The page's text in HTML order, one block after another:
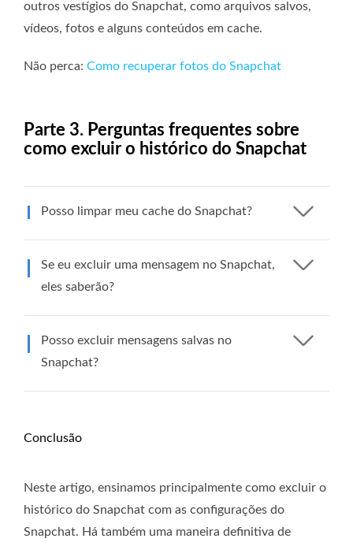
outros vestígios do Snapchat, como arquivos salvos,
vídeos, fotos e alguns conteúdos em cache.
Não perca: Como recuperar fotos do Snapchat
Parte 3. Perguntas frequentes sobre
como excluir o histórico do Snapchat
Posso limpar meu cache do Snapchat?
Se eu excluir uma mensagem no Snapchat,
eles saberão?
Posso excluir mensagens salvas no
Snapchat?
Conclusão
Neste artigo, ensinamos principalmente como excluir o
histórico do Snapchat com as configurações do
Snapchat. Há também uma maneira definitiva de